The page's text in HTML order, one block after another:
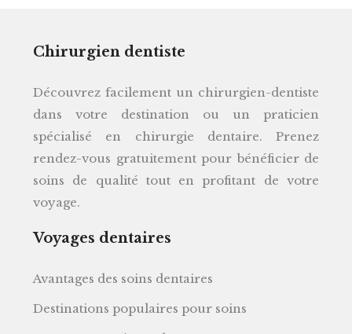
Chirurgien dentiste
Découvrez facilement un chirurgien-dentiste
dans votre destination ou un praticien
spécialisé en chirurgie dentaire. Prenez
rendez-vous gratuitement pour bénéficier de
soins de qualité tout en profitant de votre
voyage.
Voyages dentaires
Avantages des soins dentaires
Destinations populaires pour soins